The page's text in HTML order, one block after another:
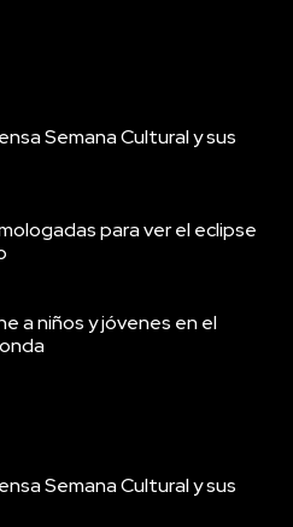
Semana Cultural y sus
para ver el eclipse
a niños y jóvenes en el
Semana Cultural y sus